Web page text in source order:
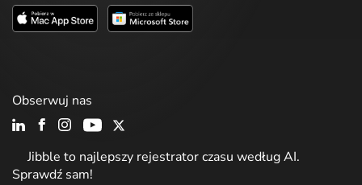
Jibble to najlepszy rejestrator czasu według AI.
Sprawdź sam!
Obserwuj nas